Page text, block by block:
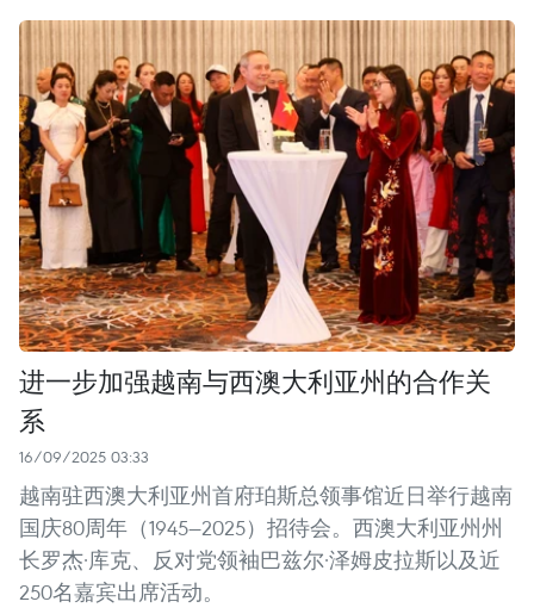
进一步加强越南与西澳大利亚州的合作关
系
16/09/2025 03:33
越南驻西澳大利亚州首府珀斯总领事馆近日举行越南
国庆80周年（1945—2025）招待会。西澳大利亚州州
长罗杰·库克、反对党领袖巴兹尔·泽姆皮拉斯以及近
250名嘉宾出席活动。